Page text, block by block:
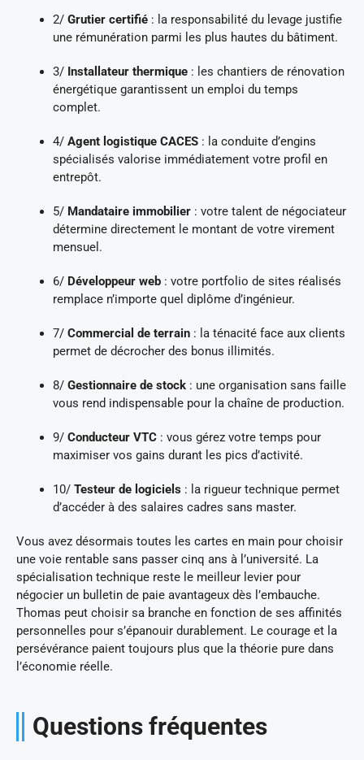
2/ Grutier certifié : la responsabilité du levage justifie
une rémunération parmi les plus hautes du bâtiment.
3/ Installateur thermique : les chantiers de rénovation
énergétique garantissent un emploi du temps
complet.
4/ Agent logistique CACES : la conduite d’engins
spécialisés valorise immédiatement votre profil en
entrepôt.
5/ Mandataire immobilier : votre talent de négociateur
détermine directement le montant de votre virement
mensuel.
6/ Développeur web : votre portfolio de sites réalisés
remplace n’importe quel diplôme d’ingénieur.
7/ Commercial de terrain : la ténacité face aux clients
permet de décrocher des bonus illimités.
8/ Gestionnaire de stock : une organisation sans faille
vous rend indispensable pour la chaîne de production.
9/ Conducteur VTC : vous gérez votre temps pour
maximiser vos gains durant les pics d’activité.
10/ Testeur de logiciels : la rigueur technique permet
d’accéder à des salaires cadres sans master.
Vous avez désormais toutes les cartes en main pour choisir
une voie rentable sans passer cinq ans à l’université. La
spécialisation technique reste le meilleur levier pour
négocier un bulletin de paie avantageux dès l’embauche.
Thomas peut choisir sa branche en fonction de ses affinités
personnelles pour s’épanouir durablement. Le courage et la
persévérance paient toujours plus que la théorie pure dans
l’économie réelle.
Questions fréquentes